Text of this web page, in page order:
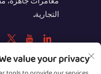
التجارية.
value your privacy